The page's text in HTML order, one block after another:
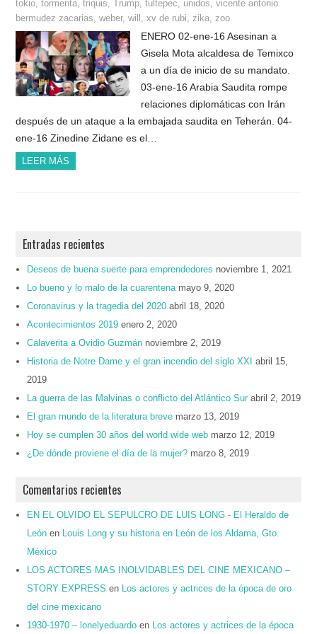
tokio ,tormenta ,triquis Trump ,tultepec unidos ,vicente antonio
bermudez zacarias ,weber,will ,xv de rubi zika zoo
ENERO 02-ene-16 Asesinan a
Gisela Mota alcaldesa de Temixco
a un día de inicio de su mandato.
03-ene-16 Arabia Saudita rompe
relaciones diplomáticas con Irán
después de un ataque a la embajada saudita en Teherán. 04-
ene-16 Zinedine Zidane es el…
LEER MÁS
Entradas recientes
Deseos de buena suerte para emprendedores noviembre 1, 2021
Lo bueno y lo malo de la cuarentena mayo 9, 2020
Coronavirus y la tragedia del 2020 abril 18, 2020
Acontecimientos 2019 enero 2, 2020
Calaverita a Ovidio Guzmán noviembre 2, 2019
Historia de Notre Dame y el gran incendio del siglo XXI
abril 15,
2019
La guerra de las Malvinas o conflicto del Atlántico Sur abril 2, 2019
El gran mundo de la literatura breve marzo 13, 2019
Hoy se cumplen 30 años del world wide web marzo 12, 2019
¿De dónde proviene el día de la mujer? marzo 8, 2019
Comentarios recientes
EN EL OLVIDO EL SEPULCRO DE LUIS LONG - El Heraldo de
León en
Louis Long y su historia en León de los Aldama, Gto.
México
LOS ACTORES MAS INOLVIDABLES DEL CINE MEXICANO –
STORY EXPRESS en
Los actores y actrices de la época de oro
del cine mexicano
1930-1970 – lonelyeduardo en Los actores y actrices de la época